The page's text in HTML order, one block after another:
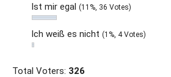
Ist mir egal (11%, 36 Votes)
Ich weiß es nicht (1%, 4 Votes)
Total Voters: 326